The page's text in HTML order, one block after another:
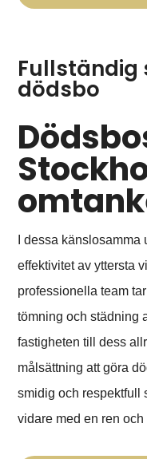
Fullständig
dödsbo
I dessa
effektivitet av yttersta
professionella team
tömning och städning
fastigheten till dess
målsättning att göra
smidig och respektfull
vidare med en ren